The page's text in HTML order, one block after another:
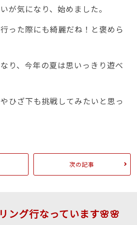
が気になり、始めました。
った際にも綺麗だね！と褒めら
り、今年の夏は思いっきり遊べ
ひざ下も挑戦してみたいと思っ
次の記事
ング行なっています🌸🌸